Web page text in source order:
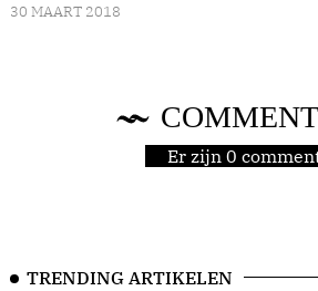
30 MAART 2018
Er zijn 0
TRENDING ARTIKELEN